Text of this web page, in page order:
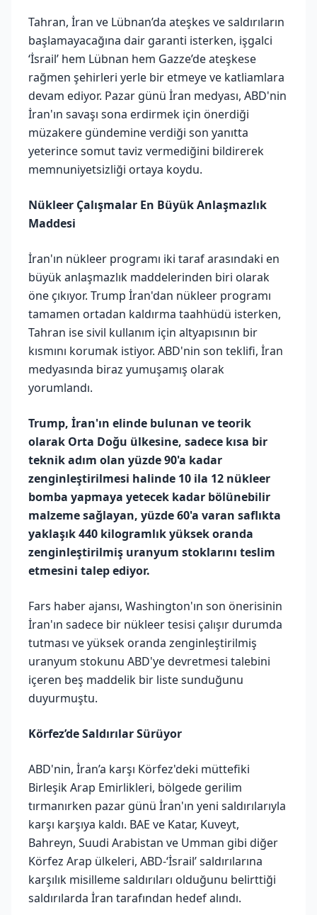
Tahran, İran ve Lübnan’da ateşkes ve saldırıların
başlamayacağına dair garanti isterken, işgalci
‘İsrail’ hem Lübnan hem Gazze’de ateşkese
rağmen şehirleri yerle bir etmeye ve katliamlara
devam ediyor. Pazar günü İran medyası, ABD'nin
İran'ın savaşı sona erdirmek için önerdiği
müzakere gündemine verdiği son yanıtta
yeterince somut taviz vermediğini bildirerek
memnuniyetsizliği ortaya koydu.
Nükleer Çalışmalar En Büyük Anlaşmazlık
Maddesi
İran'ın nükleer programı iki taraf arasındaki en
büyük anlaşmazlık maddelerinden biri olarak
öne çıkıyor. Trump İran'dan nükleer programı
tamamen ortadan kaldırma taahhüdü isterken,
Tahran ise sivil kullanım için altyapısının bir
kısmını korumak istiyor. ABD'nin son teklifi, İran
medyasında biraz yumuşamış olarak
yorumlandı.
Trump, İran'ın elinde bulunan ve teorik
olarak Orta Doğu ülkesine, sadece kısa bir
teknik adım olan yüzde 90'a kadar
zenginleştirilmesi halinde 10 ila 12 nükleer
bomba yapmaya yetecek kadar bölünebilir
malzeme sağlayan, yüzde 60'a varan saflıkta
yaklaşık 440 kilogramlık yüksek oranda
zenginleştirilmiş uranyum stoklarını teslim
etmesini talep ediyor.
Fars haber ajansı, Washington'ın son önerisinin
İran'ın sadece bir nükleer tesisi çalışır durumda
tutması ve yüksek oranda zenginleştirilmiş
uranyum stokunu ABD'ye devretmesi talebini
içeren beş maddelik bir liste sunduğunu
duyurmuştu.
Körfez’de Saldırılar Sürüyor
ABD'nin, İran’a karşı Körfez'deki müttefiki
Birleşik Arap Emirlikleri, bölgede gerilim
tırmanırken pazar günü İran'ın yeni saldırılarıyla
karşı karşıya kaldı. BAE ve Katar, Kuveyt,
Bahreyn, Suudi Arabistan ve Umman gibi diğer
Körfez Arap ülkeleri, ABD-‘İsrail’ saldırılarına
karşılık misilleme saldırıları olduğunu belirttiği
saldırılarda İran tarafından hedef alındı.